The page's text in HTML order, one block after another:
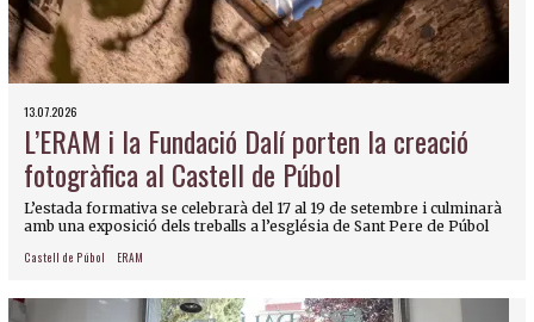
13.07.2026
L’ERAM i la Fundació Dalí porten la creació
fotogràfica al Castell de Púbol
L’estada formativa se celebrarà del 17 al 19 de setembre i culminarà
amb una exposició dels treballs a l’església de Sant Pere de Púbol
Castell de Púbol ERAM